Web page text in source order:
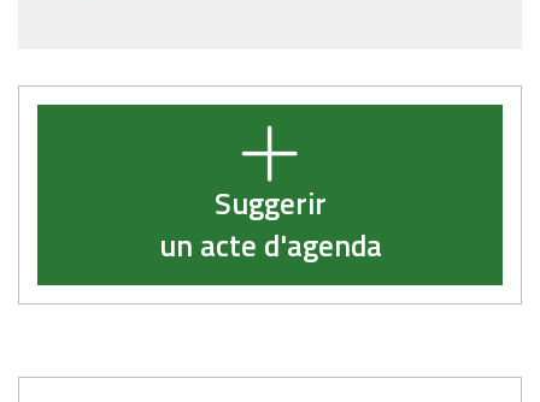
Suggerir
un acte d'agenda